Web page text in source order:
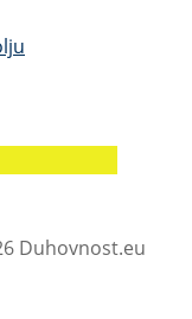
Duhovnost.eu